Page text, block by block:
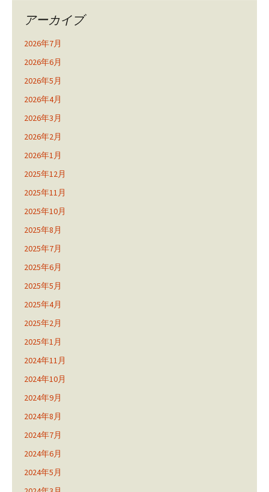
アーカイブ
2026年7月
2026年6月
2026年5月
2026年4月
2026年3月
2026年2月
2026年1月
2025年12月
2025年11月
2025年10月
2025年8月
2025年7月
2025年6月
2025年5月
2025年4月
2025年2月
2025年1月
2024年11月
2024年10月
2024年9月
2024年8月
2024年7月
2024年6月
2024年5月